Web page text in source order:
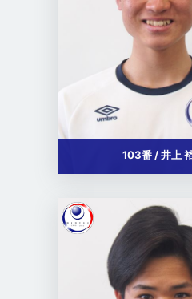
103番 / 井上